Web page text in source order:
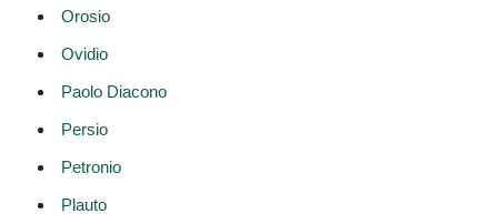
Orosio
Ovidio
Paolo Diacono
Persio
Petronio
Plauto